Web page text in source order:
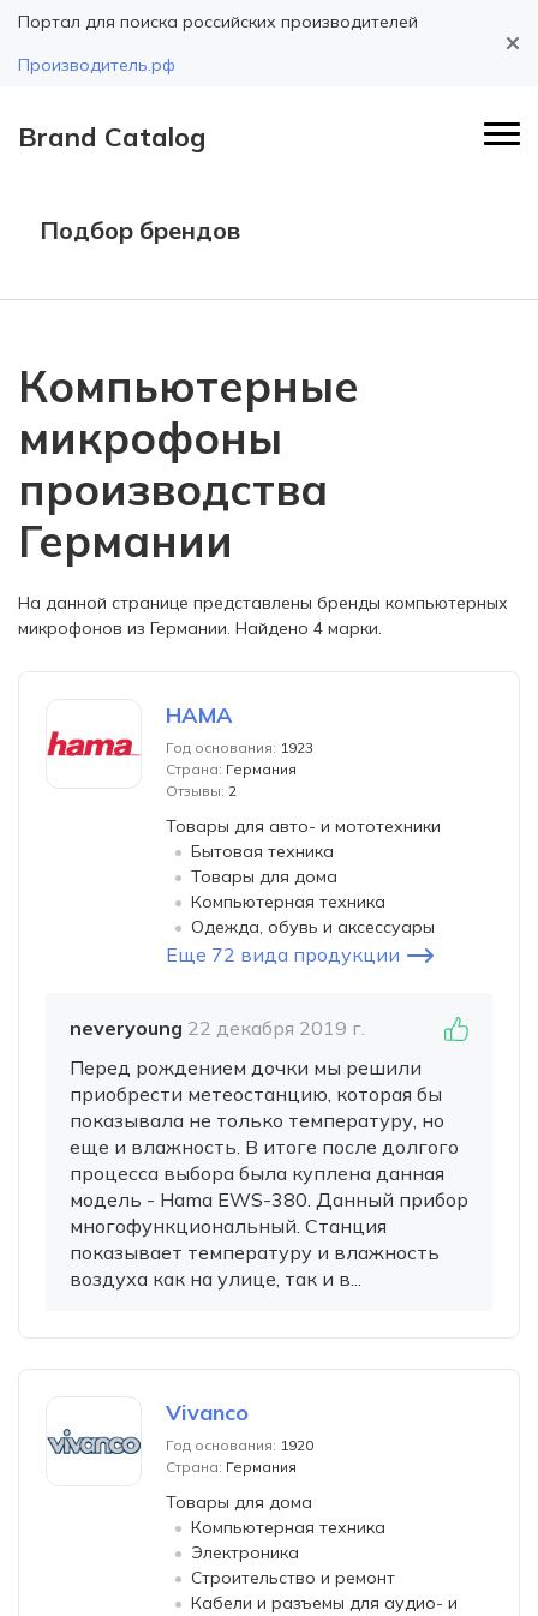
Портал для поиска российских производителей
Производитель.рф
Brand Catalog
Подбор брендов
Компьютерные
микрофоны
производства
Германии
На данной странице представлены бренды компьютерных
микрофонов из Германии. Найдено 4 марки.
HAMA
Год основания: 1923
Страна: Германия
Отзывы: 2
Товары для авто- и мототехники
Бытовая техника
Товары для дома
Компьютерная техника
Одежда, обувь и аксессуары
Еще 72 вида продукции
neveryoung 22 декабря 2019 г.
Перед рождением дочки мы решили
приобрести метеостанцию, которая бы
показывала не только температуру, но
еще и влажность. В итоге после долгого
процесса выбора была куплена данная
модель - Hama EWS-380. Данный прибор
многофункциональный. Станция
показывает температуру и влажность
воздуха как на улице, так и в...
Vivanco
Год основания: 1920
Страна: Германия
Товары для дома
Компьютерная техника
Электроника
Строительство и ремонт
Кабели и разъемы для аудио- и